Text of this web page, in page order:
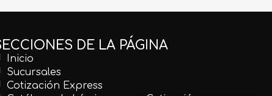
DE LA PÁGINA
Inicio
Sucursales
Cotización Express